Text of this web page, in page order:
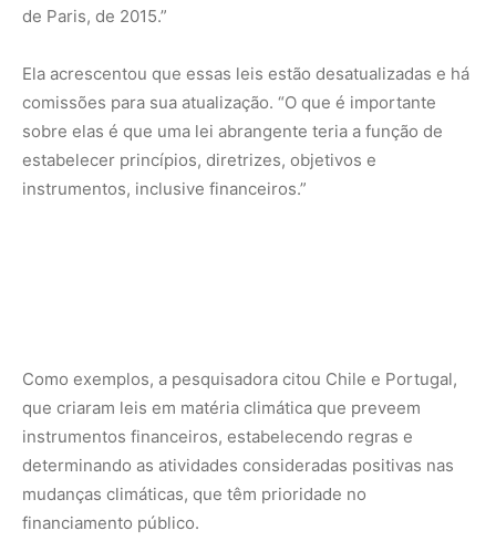
de Paris, de 2015.”
Ela acrescentou que essas leis estão desatualizadas e há
comissões para sua atualização. “O que é importante
sobre elas é que uma lei abrangente teria a função de
estabelecer princípios, diretrizes, objetivos e
instrumentos, inclusive financeiros.”
Como exemplos, a pesquisadora citou Chile e Portugal,
que criaram leis em matéria climática que preveem
instrumentos financeiros, estabelecendo regras e
determinando as atividades consideradas positivas nas
mudanças climáticas, que têm prioridade no
financiamento público.